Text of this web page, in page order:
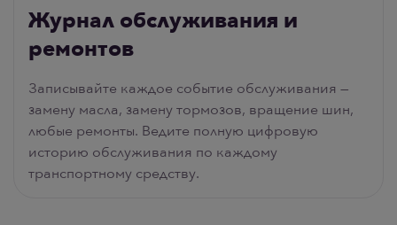
Журнал обслуживания и
ремонтов
Записывайте каждое событие обслуживания —
замену масла, замену тормозов, вращение шин,
любые ремонты. Ведите полную цифровую
историю обслуживания по каждому
транспортному средству.